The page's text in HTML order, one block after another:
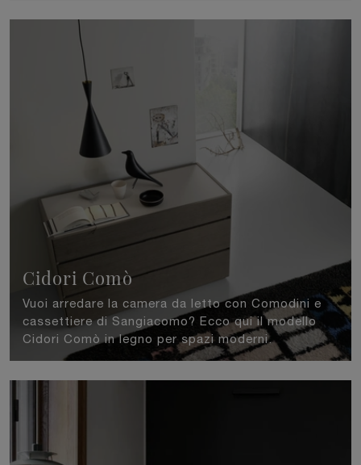
Cidori Comò
Vuoi arredare la camera da letto con Comodini e
cassettiere di Sangiacomo? Ecco qui il modello
Cidori Comò in legno per spazi moderni.